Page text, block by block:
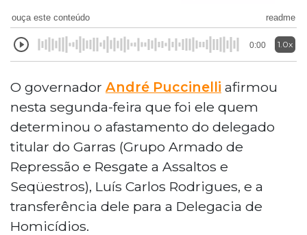
ouça este conteúdo readme
0:00 1.0x
O governador André Puccinelli afirmou
nesta segunda-feira que foi ele quem
determinou o afastamento do delegado
titular do Garras (Grupo Armado de
Repressão e Resgate a Assaltos e
Seqüestros), Luís Carlos Rodrigues, e a
transferência dele para a Delegacia de
Homicídios.